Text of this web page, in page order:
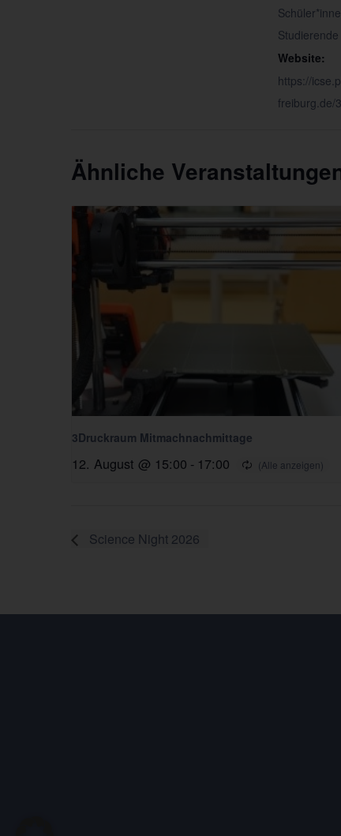
Studierende
Website:
https://
freiburg.de/
Ähnliche
3Druckraum Mitmachnachmittage
12. August @ 15:00 - 17:00
Science Night 2026